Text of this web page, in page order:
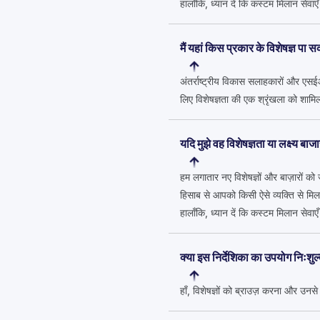
हालाँकि, ध्यान दें कि कस्टम मिलान
मैं यहां किस प्रकार के विशेषज्ञ पा
अंतर्राष्ट्रीय विकास सलाहकारों और
लिए विशेषज्ञता की एक श्रृंखला को
यदि मुझे वह विशेषज्ञता या लक्ष्य
हम लगातार नए विशेषज्ञों और
हिसाब से आपको किसी ऐसे व्यक्ति से
हालाँकि, ध्यान दें कि कस्टम मिलान
क्या इस निर्देशिका का उपयोग
हाँ, विशेषज्ञों को ब्राउज़ करना और